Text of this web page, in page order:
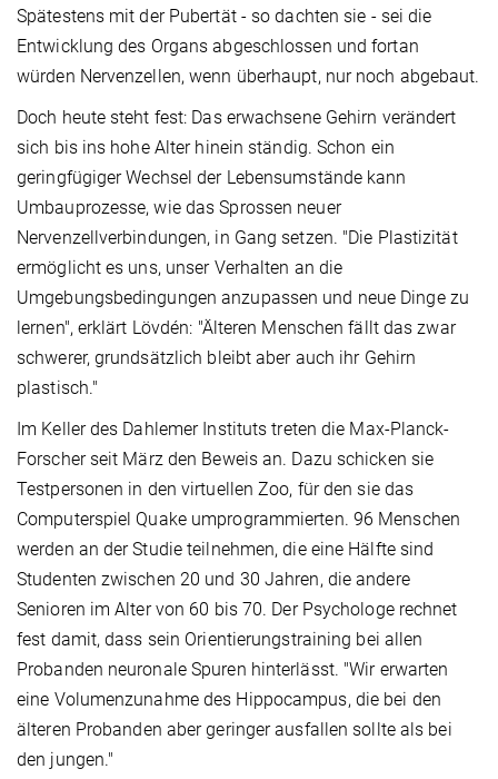
Spätestens mit der Pubertät - so dachten sie - sei die
Entwicklung des Organs abgeschlossen und fortan
würden Nervenzellen, wenn überhaupt, nur noch abgebaut.
Doch heute steht fest: Das erwachsene Gehirn verändert
sich bis ins hohe Alter hinein ständig. Schon ein
geringfügiger Wechsel der Lebensumstände kann
Umbauprozesse, wie das Sprossen neuer
Nervenzellverbindungen, in Gang setzen. "Die Plastizität
ermöglicht es uns, unser Verhalten an die
Umgebungsbedingungen anzupassen und neue Dinge zu
lernen", erklärt Lövdén: "Älteren Menschen fällt das zwar
schwerer, grundsätzlich bleibt aber auch ihr Gehirn
plastisch."
Im Keller des Dahlemer Instituts treten die Max-Planck-
Forscher seit März den Beweis an. Dazu schicken sie
Testpersonen in den virtuellen Zoo, für den sie das
Computerspiel Quake umprogrammierten. 96 Menschen
werden an der Studie teilnehmen, die eine Hälfte sind
Studenten zwischen 20 und 30 Jahren, die andere
Senioren im Alter von 60 bis 70. Der Psychologe rechnet
fest damit, dass sein Orientierungstraining bei allen
Probanden neuronale Spuren hinterlässt. "Wir erwarten
eine Volumenzunahme des Hippocampus, die bei den
älteren Probanden aber geringer ausfallen sollte als bei
den jungen."